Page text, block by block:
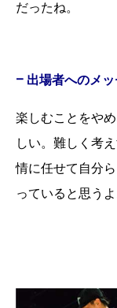
だったね。
– 出場者へのメ
楽しむことをや
しい。 難しく考
情に任せて自分
っていると思うよ